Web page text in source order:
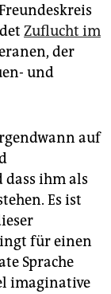
Zuflucht im
der
und
auf
ihm als
Es ist
für einen
Sprache
imaginative